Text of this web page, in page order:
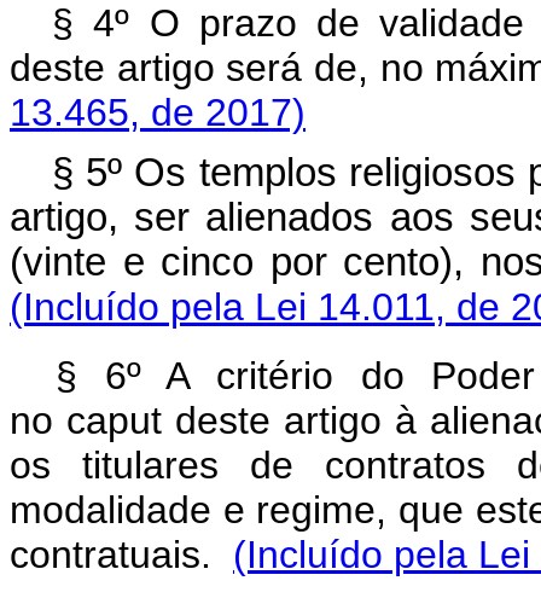
§ 4º O prazo de
deste artigo será de, no
13.465, de 2017)
§ 5º Os templos
artigo, ser alienados aos
(vinte e cinco por cento),
(Incluído pela Lei 14.011, de
§ 6º A critério do
no caput deste artigo à
os titulares de contratos
modalidade e regime, que
contratuais. (Incluído pela